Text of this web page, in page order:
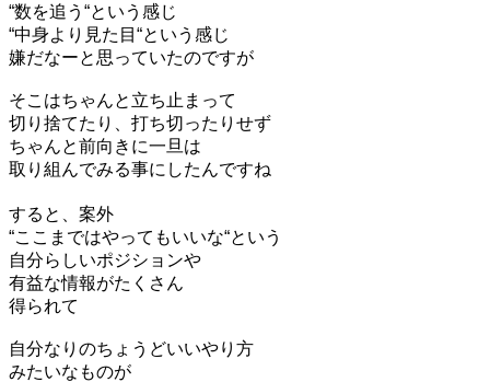
“数を追う“という感じ
“中身より見た目“という感じ
嫌だなーと思っていたのですが
そこはちゃんと立ち止まって
切り捨てたり、打ち切ったりせず
ちゃんと前向きに一旦は
取り組んでみる事にしたんですね
すると、案外
“ここまではやってもいいな“という
自分らしいポジションや
有益な情報がたくさん
得られて
自分なりのちょうどいいやり方
みたいなものが